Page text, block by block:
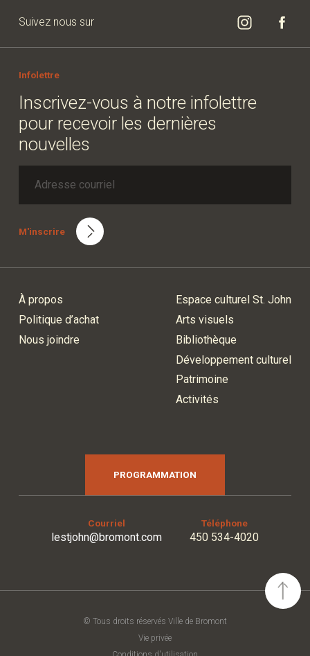
Suivez nous sur
Infolettre
Inscrivez-vous à notre infolettre
pour recevoir les dernières
nouvelles
M'inscrire
À propos
Politique d’achat
Nous joindre
Espace culturel St. John
Arts visuels
Bibliothèque
Développement culturel
Patrimoine
Activités
PROGRAMMATION
Courriel
lestjohn@bromont.com
Téléphone
450 534-4020
© Tous droits réservés Ville de Bromont
Vie privée